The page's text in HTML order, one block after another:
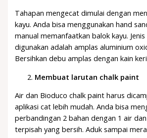
Tahapan mengecat dimulai dengan
kayu. Anda bisa menggunakan hand
manual memanfaatkan balok kayu.
digunakan adalah amplas aluminium
Bersihkan debu amplas dengan kain
Membuat larutan chalk paint
Air dan Bioduco chalk paint harus
aplikasi cat lebih mudah. Anda bisa
perbandingan 2 bahan dengan 1 air
terpisah yang bersih. Aduk sampai